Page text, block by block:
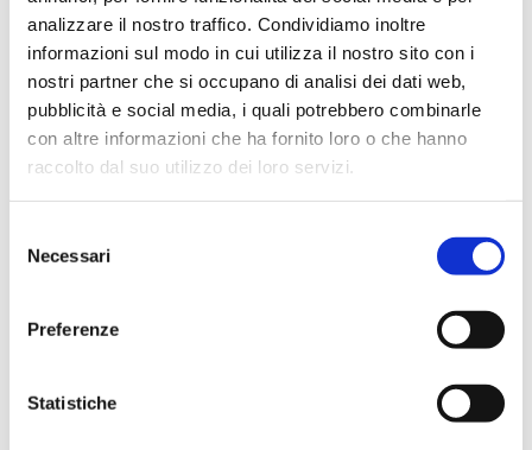
analizzare il nostro traffico. Condividiamo inoltre
informazioni sul modo in cui utilizza il nostro sito con i
nostri partner che si occupano di analisi dei dati web,
pubblicità e social media, i quali potrebbero combinarle
con altre informazioni che ha fornito loro o che hanno
raccolto dal suo utilizzo dei loro servizi.
delNecessari
Preferenze
Statistiche
Naviga
tra
i
post
PRECEDENTE
SOFTWARE GESTIONALE PER
CALZATURIFICI E PELLETTERIE – 10
Software gestionale per calzaturifici e
pelletterie: i 5 vantaggi di MetodoIn